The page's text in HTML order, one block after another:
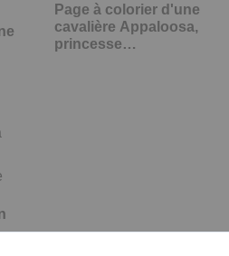
Page à colorier d'une
cavalière Appaloosa,
princesse…